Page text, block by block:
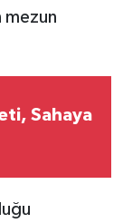
mezun
Sahaya